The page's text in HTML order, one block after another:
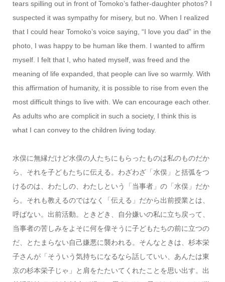
tears spilling out in front of Tomoko’s father-daughter photos? I
suspected it was sympathy for misery, but no. When I realized
that I could hear Tomoko’s voice saying, “I love you dad” in the
photo, I was happy to be human like them. I wanted to affirm
myself. I felt that I, who hated myself, was freed and the
meaning of life expanded, that people can live so warmly. With
this affirmation of humanity, it is possible to rise from even the
most difficult things to live with. We can encourage each other.
As adults who are complicit in such a society, I think this is
what I can convey to the children living today.
水俣に無縁だけど水俣の人たちにもらったものは私のものだか
ら、それを子どもたちに伝える。わざわざ「水俣」と括弧をつ
けるのは、わたしの、わたしという「当事者」の「水俣」だか
ら。それも教えるのではなく「伝える」だから出前授業とは、
呼ばない。出前活動。ときどき、自分嫌いの私に立ち戻って、
当事者の苦しみをよそに何を偉そうに子どもたちの前に立つの
だ、とたまらない自己嫌悪に襲われる。そんなときは、杉本栄
子さんが「そういう気持ちになるなら話していい、あんたは東
京の杉本栄子じゃ」と肩をたたいてくれたことを思い出す。出